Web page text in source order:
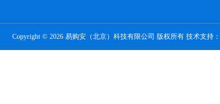
Copyright © 2026 易购安（北京）科技有限公司 版权所有 技术支持：